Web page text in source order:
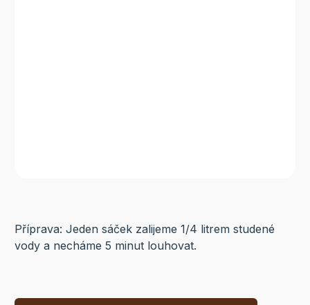
Příprava: Jeden sáček zalijeme 1/4 litrem studené
vody a necháme 5 minut louhovat.